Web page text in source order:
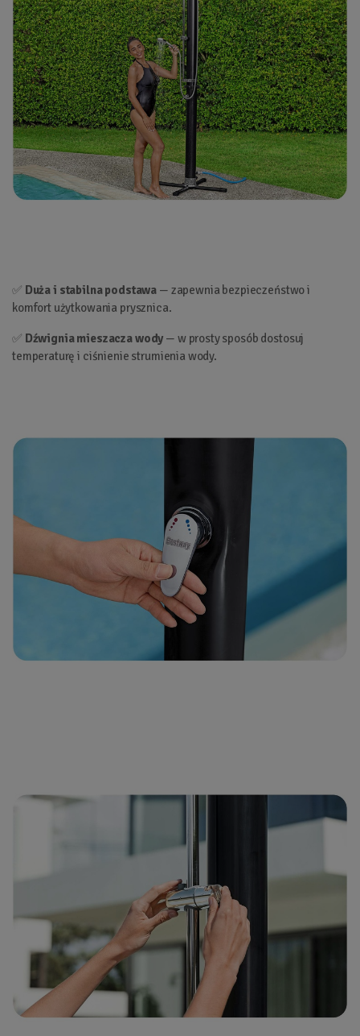
✅ Duża i stabilna podstawa — zapewnia bezpieczeństwo i
komfort użytkowania prysznica.
✅ Dźwignia mieszacza wody — w prosty sposób dostosuj
temperaturę i ciśnienie strumienia wody.